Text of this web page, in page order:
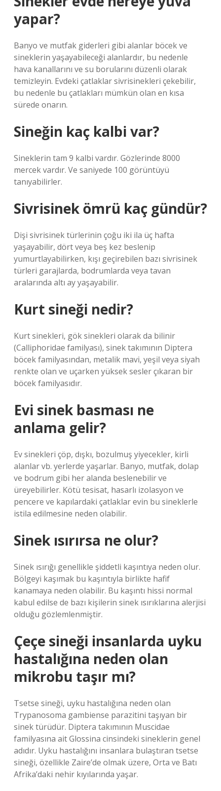
yapar?
Banyo ve mutfak giderleri gibi alanlar böcek ve
sineklerin yaşayabileceği alanlardır, bu nedenle
hava kanallarını ve su borularını düzenli olarak
temizleyin. Evdeki çatlaklar sivrisinekleri çekebilir,
bu nedenle bu çatlakları mümkün olan en kısa
sürede onarın.
Sineğin kaç kalbi var?
Sineklerin tam 9 kalbi vardır. Gözlerinde 8000
mercek vardır. Ve saniyede 100 görüntüyü
tanıyabilirler.
Sivrisinek ömrü kaç gündür?
Dişi sivrisinek türlerinin çoğu iki ila üç hafta
yaşayabilir, dört veya beş kez beslenip
yumurtlayabilirken, kışı geçirebilen bazı sivrisinek
türleri garajlarda, bodrumlarda veya tavan
aralarında altı ay yaşayabilir.
Kurt sineği nedir?
Kurt sinekleri, gök sinekleri olarak da bilinir
(Calliphoridae familyası), sinek takımının Diptera
böcek familyasından, metalik mavi, yeşil veya siyah
renkte olan ve uçarken yüksek sesler çıkaran bir
böcek familyasıdır.
Evi sinek basması ne
anlama gelir?
Ev sinekleri çöp, dışkı, bozulmuş yiyecekler, kirli
alanlar vb. yerlerde yaşarlar. Banyo, mutfak, dolap
ve bodrum gibi her alanda beslenebilir ve
üreyebilirler. Kötü tesisat, hasarlı izolasyon ve
pencere ve kapılardaki çatlaklar evin bu sineklerle
istila edilmesine neden olabilir.
Sinek ısırırsa ne olur?
Sinek ısırığı genellikle şiddetli kaşıntıya neden olur.
Bölgeyi kaşımak bu kaşıntıyla birlikte hafif
kanamaya neden olabilir. Bu kaşıntı hissi normal
kabul edilse de bazı kişilerin sinek ısırıklarına alerjisi
olduğu gözlemlenmiştir.
Çeçe sineği insanlarda uyku
hastalığına neden olan
mikrobu taşır mı?
Tsetse sineği, uyku hastalığına neden olan
Trypanosoma gambiense parazitini taşıyan bir
sinek türüdür. Diptera takımının Muscidae
familyasına ait Glossina cinsindeki sineklerin genel
adıdır. Uyku hastalığını insanlara bulaştıran tsetse
sineği, özellikle Zaire’de olmak üzere, Orta ve Batı
Afrika’daki nehir kıyılarında yaşar.